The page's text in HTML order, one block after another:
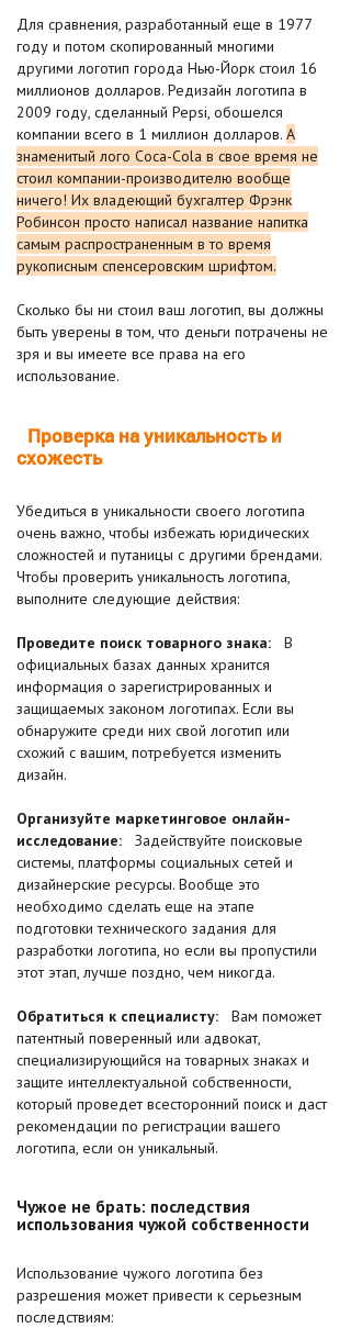
Для сравнения, разработанный еще в 1977
году и потом скопированный многими
другими логотип города Нью-Йорк стоил 16
миллионов долларов. Редизайн логотипа в
2009 году, сделанный Pepsi, обошелся
компании всего в 1 миллион долларов. А
знаменитый лого Coca-Cola в свое время не
стоил компании-производителю вообще
ничего! Их владеющий бухгалтер Фрэнк
Робинсон просто написал название напитка
самым распространенным в то время
рукописным спенсеровским шрифтом.
Сколько бы ни стоил ваш логотип, вы должны
быть уверены в том, что деньги потрачены не
зря и вы имеете все права на его
использование.
Проверка на уникальность и
схожесть
Убедиться в уникальности своего логотипа
очень важно, чтобы избежать юридических
сложностей и путаницы с другими брендами.
Чтобы проверить уникальность логотипа,
выполните следующие действия:
Проведите поиск товарного знака: В
официальных базах данных хранится
информация о зарегистрированных и
защищаемых законом логотипах. Если вы
обнаружите среди них свой логотип или
схожий с вашим, потребуется изменить
дизайн.
Организуйте маркетинговое онлайн-
исследование: Задействуйте поисковые
системы, платформы социальных сетей и
дизайнерские ресурсы. Вообще это
необходимо сделать еще на этапе
подготовки технического задания для
разработки логотипа, но если вы пропустили
этот этап, лучше поздно, чем никогда.
Обратиться к специалисту: Вам поможет
патентный поверенный или адвокат,
специализирующийся на товарных знаках и
защите интеллектуальной собственности,
который проведет всесторонний поиск и даст
рекомендации по регистрации вашего
логотипа, если он уникальный.
Чужое не брать: последствия
использования чужой собственности
Использование чужого логотипа без
разрешения может привести к серьезным
последствиям: